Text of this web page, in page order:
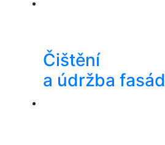
Čištění
a údržba fasád